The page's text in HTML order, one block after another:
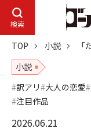
検索
TOP 小説
小説
訳アリ 大人の恋愛
注目作品
2026.06.21